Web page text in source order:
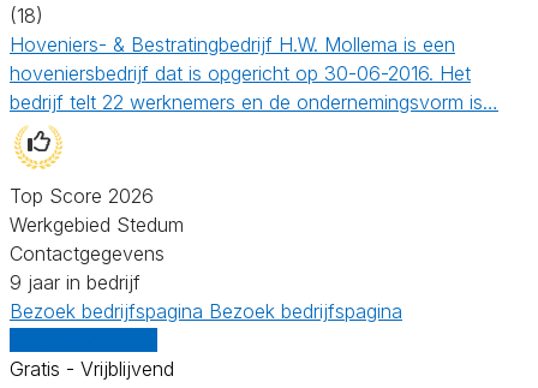
(18)
Hoveniers- & Bestratingbedrijf H.W. Mollema is een
hoveniersbedrijf dat is opgericht op 30-06-2016. Het
bedrijf telt 22 werknemers en de ondernemingsvorm is…
Top Score 2026
Werkgebied Stedum
Contactgegevens
9 jaar in bedrijf
Bezoek bedrijfspagina Bezoek bedrijfspagina
Gratis - Vrijblijvend